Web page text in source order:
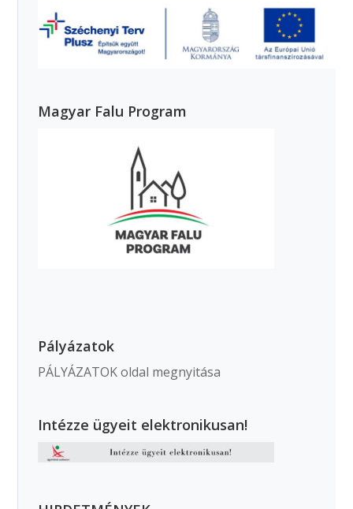
Magyar Falu Program
Pályázatok
PÁLYÁZATOK oldal megnyitása
Intézze ügyeit elektronikusan!